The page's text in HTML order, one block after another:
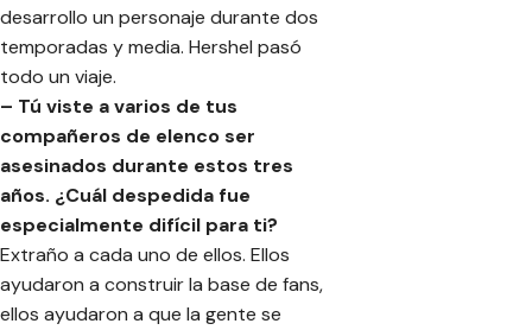
desarrollo un personaje durante dos
temporadas y media. Hershel pasó
todo un viaje.
– Tú viste a varios de tus
compañeros de elenco ser
asesinados durante estos tres
años. ¿Cuál despedida fue
especialmente difícil para ti?
Extraño a cada uno de ellos. Ellos
ayudaron a construir la base de fans,
ellos ayudaron a que la gente se